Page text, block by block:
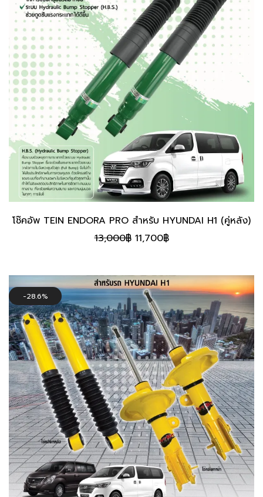
โช๊คอัพ TEIN ENDORA PRO สำหรับ HYUNDAI H1 (คู่หลัง)
13,000฿ Original
13,000฿.
11,700฿Current
11,700฿.
28.6%